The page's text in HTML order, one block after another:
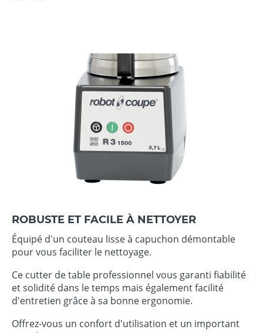
ROBUSTE ET FACILE À NETTOYER
Équipé d'un couteau lisse à capuchon démontable
pour vous faciliter le nettoyage.
Ce cutter de table professionnel vous garanti fiabilité
et solidité dans le temps mais également facilité
d'entretien grâce à sa bonne ergonomie.
Offrez-vous un confort d'utilisation et un important